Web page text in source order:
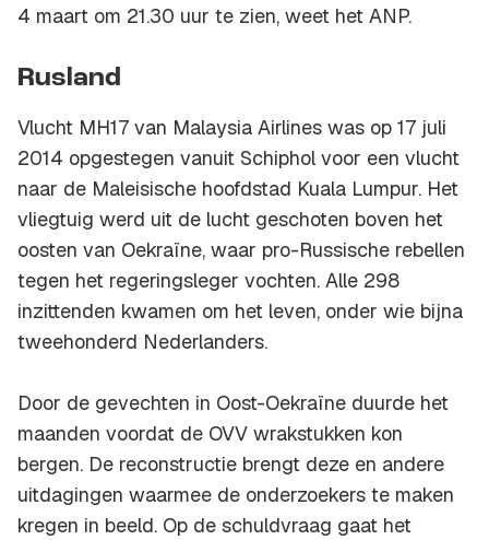
4 maart om 21.30 uur te zien, weet het ANP.
Rusland
Vlucht MH17 van Malaysia Airlines was op 17 juli
2014 opgestegen vanuit Schiphol voor een vlucht
naar de Maleisische hoofdstad Kuala Lumpur. Het
vliegtuig werd uit de lucht geschoten boven het
oosten van Oekraïne, waar pro-Russische rebellen
tegen het regeringsleger vochten. Alle 298
inzittenden kwamen om het leven, onder wie bijna
tweehonderd Nederlanders.
Door de gevechten in Oost-Oekraïne duurde het
maanden voordat de OVV wrakstukken kon
bergen. De reconstructie brengt deze en andere
uitdagingen waarmee de onderzoekers te maken
kregen in beeld. Op de schuldvraag gaat het